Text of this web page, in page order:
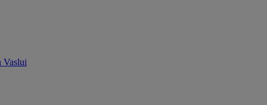
Vaslui